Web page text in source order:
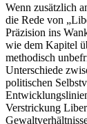
Wenn zusätzlich
die Rede von
Präzision ins
wie dem Kapitel
methodisch
Unterschiede
politischen
Verstrickung